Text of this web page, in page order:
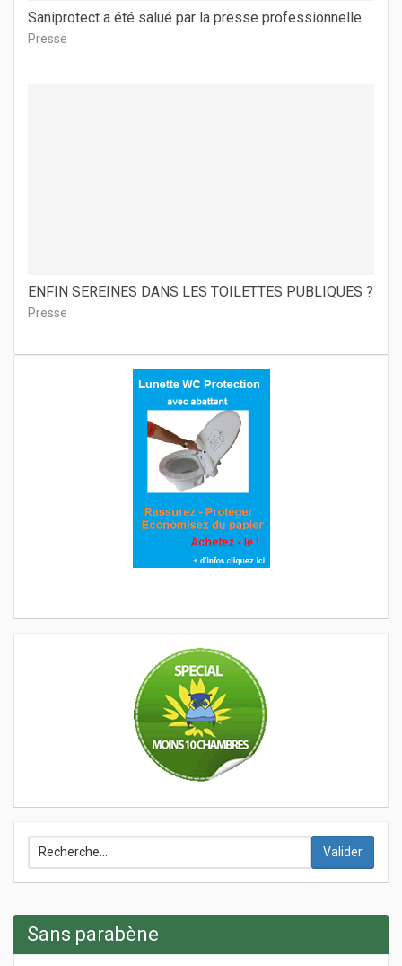
Saniprotect a été salué par la presse professionnelle
Presse
ENFIN SEREINES DANS LES TOILETTES PUBLIQUES ?
Presse
Valider
Sans parabène